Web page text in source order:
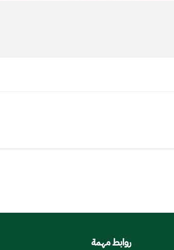
روابط مهمة